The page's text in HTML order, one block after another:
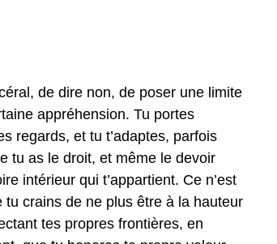
de dire non, de poser une limite
appréhension. Tu portes
regards, et tu t’adaptes, parfois
tu as le droit, et même le devoir
intérieur qui t’appartient. Ce n’est
tu crains de ne plus être à la hauteur
tes propres frontières, en